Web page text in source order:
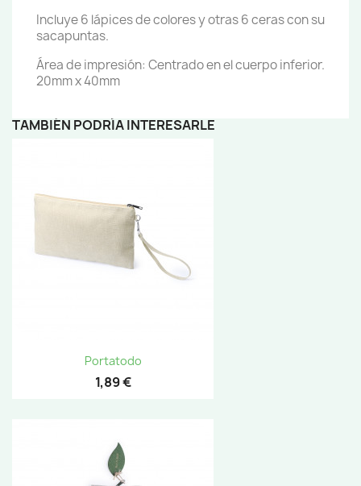
Incluye 6 lápices de colores y otras 6 ceras con su
sacapuntas.
Área de impresión: Centrado en el cuerpo inferior.
20mm x 40mm
TAMBIÉN PODRÍA INTERESARLE
Portatodo
1,89 €